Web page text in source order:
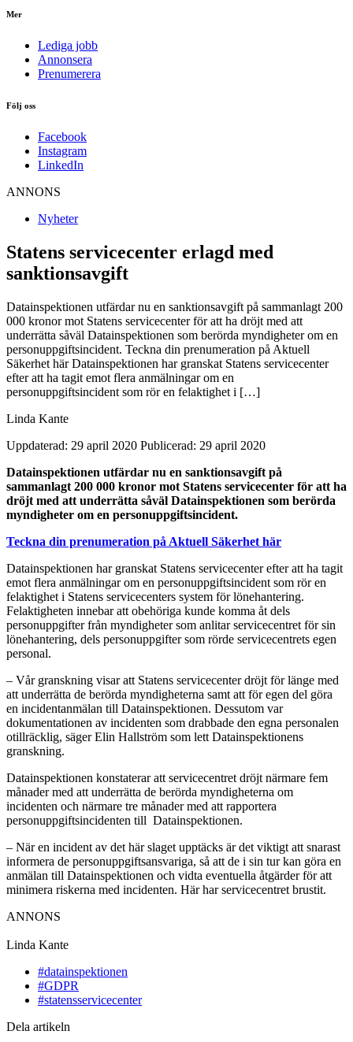
Mer
Lediga jobb
Annonsera
Prenumerera
Följ oss
Facebook
Instagram
LinkedIn
ANNONS
Nyheter
Statens servicecenter erlagd med
sanktionsavgift
Datainspektionen utfärdar nu en sanktionsavgift på sammanlagt 200
000 kronor mot Statens servicecenter för att ha dröjt med att
underrätta såväl Datainspektionen som berörda myndigheter om en
personuppgiftsincident. Teckna din prenumeration på Aktuell
Säkerhet här Datainspektionen har granskat Statens servicecenter
efter att ha tagit emot flera anmälningar om en
personuppgiftsincident som rör en felaktighet i […]
Linda Kante
Uppdaterad: 29 april 2020 Publicerad: 29 april 2020
Datainspektionen utfärdar nu en sanktionsavgift på
sammanlagt 200 000 kronor mot Statens servicecenter för att ha
dröjt med att underrätta såväl Datainspektionen som berörda
myndigheter om en personuppgiftsincident.
Teckna din prenumeration på Aktuell Säkerhet här
Datainspektionen har granskat Statens servicecenter efter att ha tagit
emot flera anmälningar om en personuppgiftsincident som rör en
felaktighet i Statens servicecenters system för lönehantering.
Felaktigheten innebar att obehöriga kunde komma åt dels
personuppgifter från myndigheter som anlitar servicecentret för sin
lönehantering, dels personuppgifter som rörde servicecentrets egen
personal.
– Vår granskning visar att Statens servicecenter dröjt för länge med
att underrätta de berörda myndigheterna samt att för egen del göra
en incidentanmälan till Datainspektionen. Dessutom var
dokumentationen av incidenten som drabbade den egna personalen
otillräcklig, säger Elin Hallström som lett Datainspektionens
granskning.
Datainspektionen konstaterar att servicecentret dröjt närmare fem
månader med att underrätta de berörda myndigheterna om
incidenten och närmare tre månader med att rapportera
personuppgiftsincidenten till Datainspektionen.
– När en incident av det här slaget upptäcks är det viktigt att snarast
informera de personuppgiftsansvariga, så att de i sin tur kan göra en
anmälan till Datainspektionen och vidta eventuella åtgärder för att
minimera riskerna med incidenten. Här har servicecentret brustit.
ANNONS
Linda Kante
#datainspektionen
#GDPR
#statensservicecenter
Dela artikeln